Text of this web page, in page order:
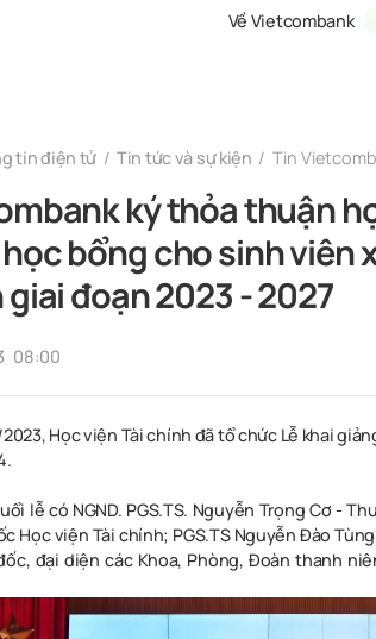
Về Vietcombank
tin điện tử Tin tức và sự kiện Tin
ký thỏa thuận
bổng cho sinh viên
đoạn 2023 - 2027
08:00
Học viện Tài chính đã tổ chức Lễ khai
lễ có NGND. PGS.TS. Nguyễn Trọng Cơ -
Học viện Tài chính; PGS.TS Nguyễn Đào
, đại diện các Khoa, Phòng, Đoàn thanh